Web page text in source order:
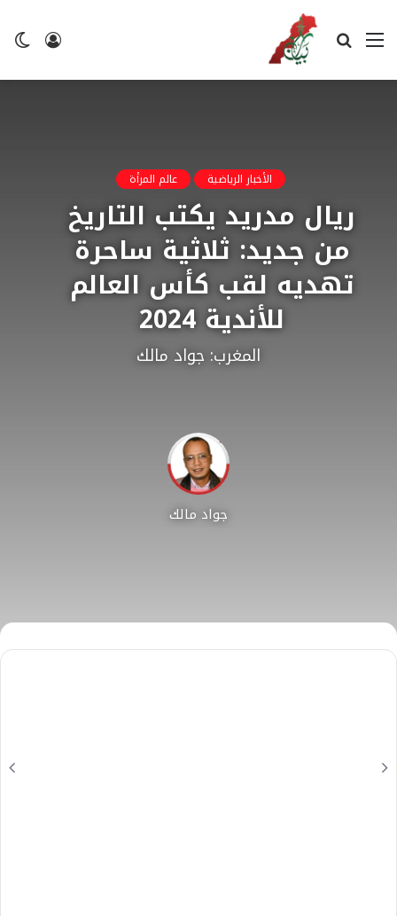
تسجيل
القائمة بحث
الأخبار الرياضية عالم المرأة
ريال مدريد يكتب التاريخ
من جديد: ثلاثية ساحرة
تهديه لقب كأس العالم
للأندية 2024
المغرب: جواد مالك
جواد مالك